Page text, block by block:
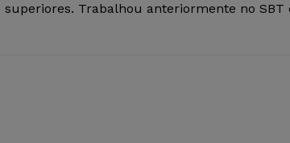
Trabalhou anteriormente no SBT